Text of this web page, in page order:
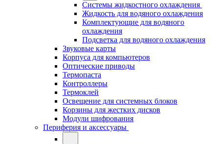
Системы жидкостного охлаждения
Жидкость для водяного охлаждения
Комплектующие для водяного
охлаждения
Подсветка для водяного охлаждения
Звуковые карты
Корпуса для компьютеров
Оптические приводы
Термопаста
Контроллеры
Термоклей
Освещение для системных блоков
Корзины для жестких дисков
Модули шифрования
Периферия и аксессуары